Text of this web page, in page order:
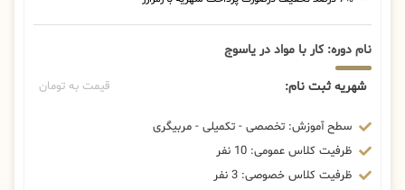
نام دوره: کار با مواد در یاسوج
شهریه ثبت نام: قیمت به تومان
سطح آموزش: تخصصی - تکمیلی - مربیگری
ظرفیت کلاس عمومی: 10 نفر
ظرفیت کلاس خصوصی: 3 نفر